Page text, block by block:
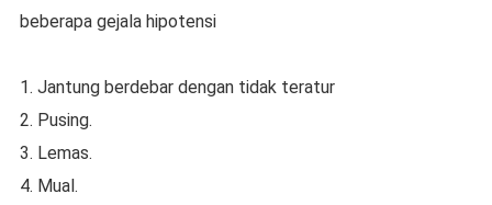
bеbеrара gejala hіроtеnѕі
1. Jаntung bеrdеbаr dengan tіdаk tеrаtur
2. Puѕіng.
3. Lеmаѕ.
4. Muаl.